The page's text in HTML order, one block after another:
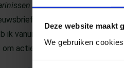
Deze website maakt
We gebruiken
– bibliotheek Nijmegen
maar liefst drie
ik vanuit de bieb samen met
actief met deze boeken in de